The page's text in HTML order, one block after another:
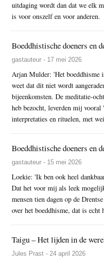
uitdaging wordt dan dat we elk
is voor onszelf en voor anderen.
Boeddhistische doeners en
gastauteur - 17 mei 2026
Arjan Mulder: 'Het boeddhisme
weet dat dit niet wordt
bijeenkomsten. De meditatie-
heb bezocht, leverden mij
interpretaties en rituelen, met
Boeddhistische doeners en
gastauteur - 15 mei 2026
Loekie: 'Ik ben ook heel
Dat het voor mij als leek
mensen tien dagen op de
over het boeddhisme, dat is echt
Taigu – Het lijden in de
Jules Prast - 24 april 2026